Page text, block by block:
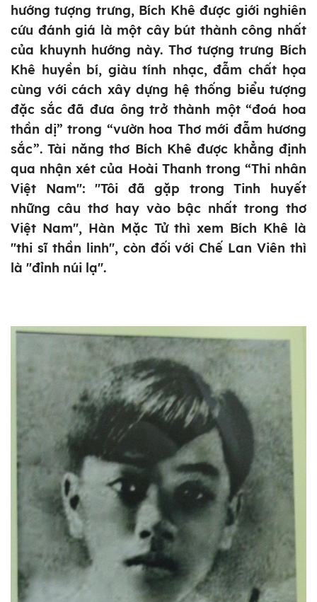
hướng tượng trưng, Bích Khê được giới nghiên
cứu đánh giá là một cây bút thành công nhất
của khuynh hướng này. Thơ tượng trưng Bích
Khê huyền bí, giàu tính nhạc, đẫm chất họa
cùng với cách xây dựng hệ thống biểu tượng
đặc sắc đã đưa ông trở thành một “đoá hoa
thần dị” trong “vườn hoa Thơ mới đẫm hương
sắc”. Tài năng thơ Bích Khê được khẳng định
qua nhận xét của Hoài Thanh trong “Thi nhân
Việt Nam": "Tôi đã gặp trong Tinh huyết
những câu thơ hay vào bậc nhất trong thơ
Việt Nam", Hàn Mặc Tử thì xem Bích Khê là
"thi sĩ thần linh", còn đối với Chế Lan Viên thì
là "đỉnh núi lạ".